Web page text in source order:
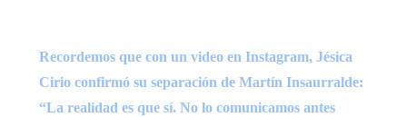
Recordemos que con un video en Instagram, Jésica
Cirio confirmó su separación de Martín Insaurralde:
“La realidad es que sí. No lo comunicamos antes